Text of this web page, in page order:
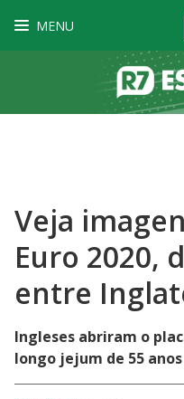
MENU
Veja
Euro 2020,
entre
Ingleses abriram o
longo jejum de 55